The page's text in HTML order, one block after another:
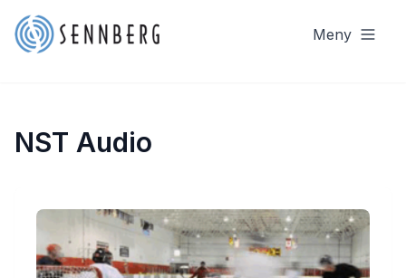
Meny
NST Audio